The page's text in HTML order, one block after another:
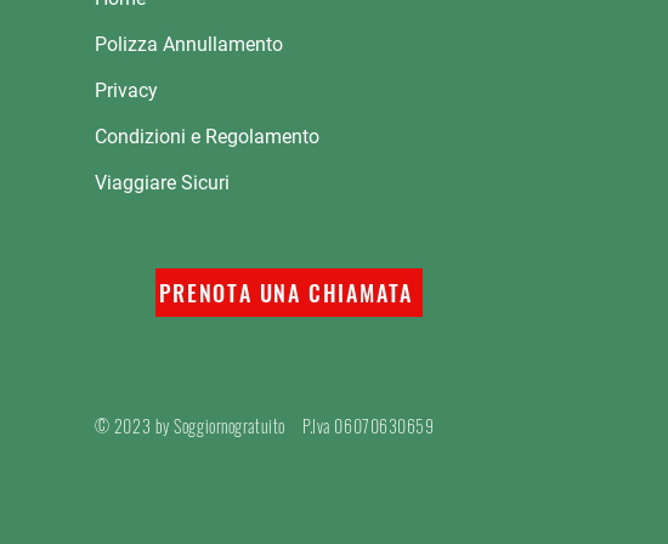
Polizza Annullamento
Privacy
Condizioni e Regolamento
Viaggiare Sicuri
PRENOTA UNA CHIAMATA
© 2023 by Soggiornogratuito P.Iva 06070630659